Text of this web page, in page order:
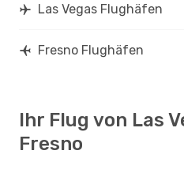
Las Vegas Flughäfen
Fresno Flughäfen
Ihr Flug von Las
Fresno